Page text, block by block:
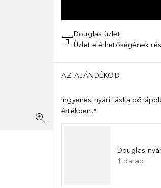
Douglas üzlet
Üzlet elérhetőségének
AZ AJÁNDÉKOD
Ingyenes nyári táska
értékben.*
Douglas
1 darab